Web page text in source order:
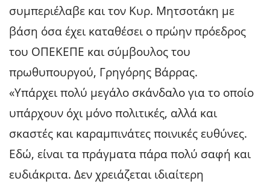
συμπεριέλαβε και τον Κυρ. Μητσοτάκη με
βάση όσα έχει καταθέσει ο πρώην πρόεδρος
του ΟΠΕΚΕΠΕ και σύμβουλος του
πρωθυπουργού, Γρηγόρης Βάρρας.
«Υπάρχει πολύ μεγάλο σκάνδαλο για το οποίο
υπάρχουν όχι μόνο πολιτικές, αλλά και
σκαστές και καραμπινάτες ποινικές ευθύνες.
Εδώ, είναι τα πράγματα πάρα πολύ σαφή και
ευδιάκριτα. Δεν χρειάζεται ιδιαίτερη